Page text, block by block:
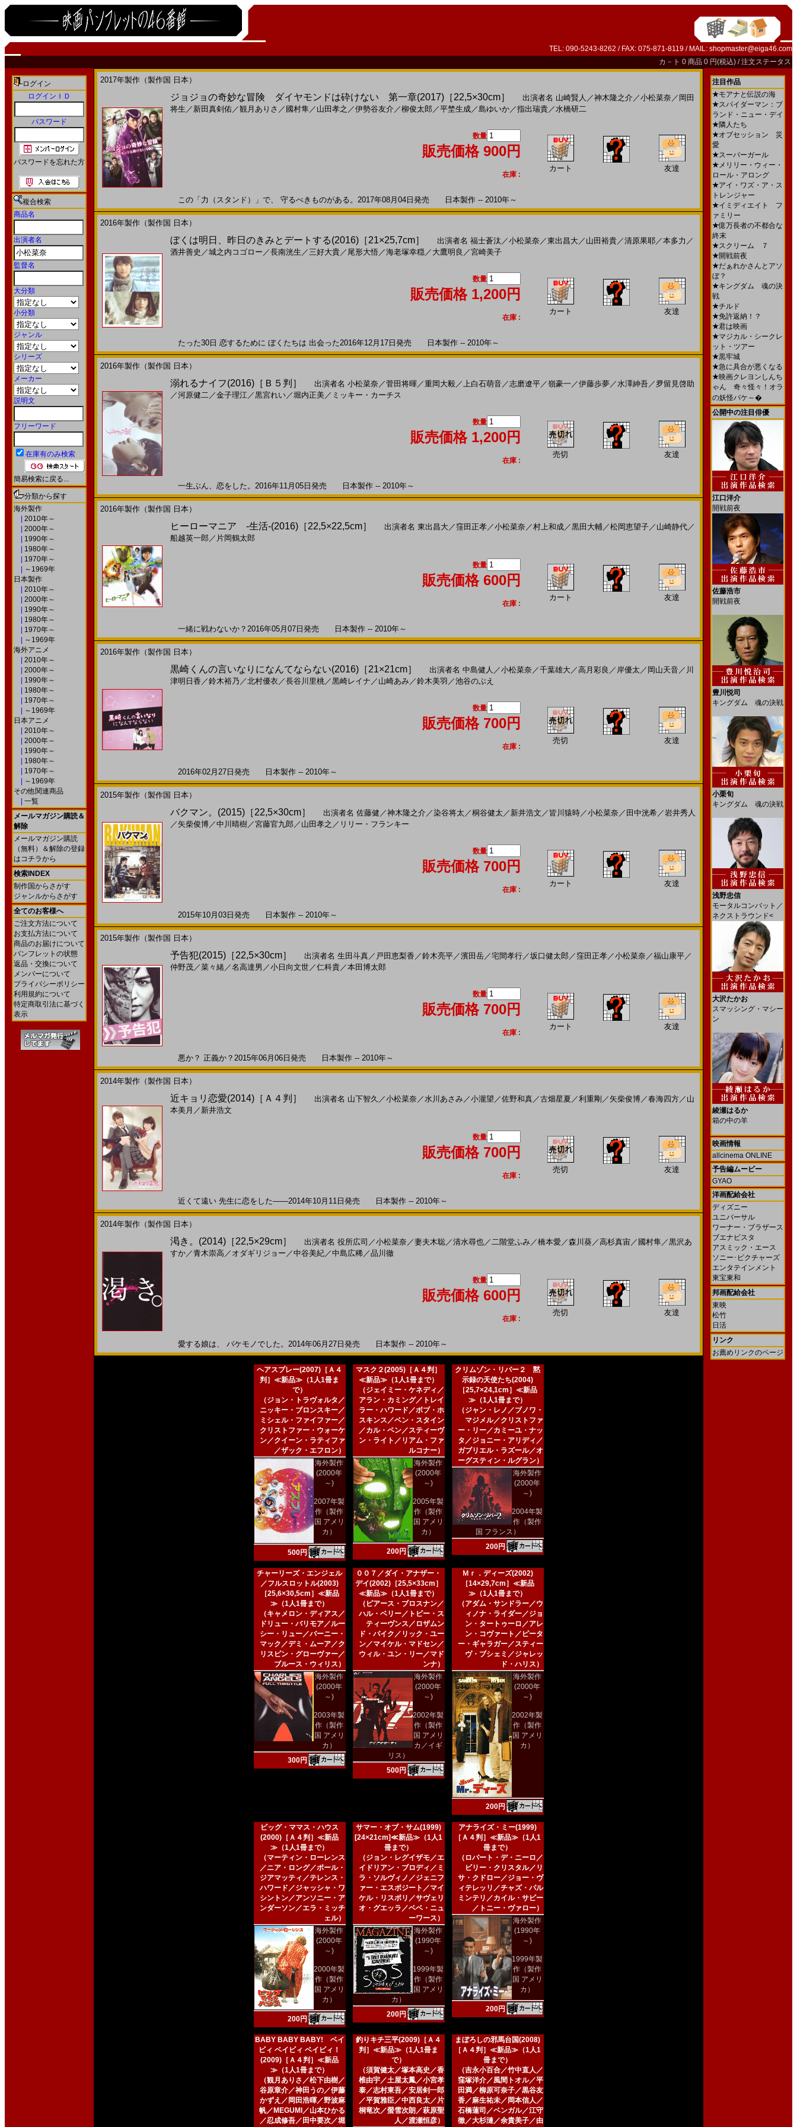
TEL: 090-5243-8262 / FAX: 075-871-8119 / MAIL: shopmaster@eiga46.com
カ－ト 0 商品 0 円(税込) /注文ステータス
ログイン
ログインＩＤ
パスワード
パスワードを忘れた方
複合検索
商品名
出演者名
監督名
大分類
小分類
ジャンル
シリーズ
メーカー
説明文
フリーワード
在庫有のみ検索
簡易検索に戻る...
分類から探す
海外製作
2010年～
2000年～
1990年～
1980年～
1970年～
～1969年
日本製作
2010年～
2000年～
1990年～
1980年～
1970年～
～1969年
海外アニメ
2010年～
2000年～
1990年～
1980年～
1970年～
～1969年
日本アニメ
2010年～
2000年～
1990年～
1980年～
1970年～
～1969年
その他関連商品
一覧
メールマガジン購読＆
解除
メールマガジン購読
（無料）＆解除の登録
はコチラから
検索INDEX
制作国からさがす
ジャンルからさがす
全てのお客様へ
ご注文方法について
お支払方法について
商品のお届けについて
パンフレットの状態
返品・交換について
メンバーについて
プライバシーポリシー
利用規約について
特定商取引法に基づく
表示
2017年製作（製作国 日本）
ジョジョの奇妙な冒険 ダイヤモンドは砕けない 第一章(2017)［22,5×30cm］ 出演者名 山崎賢人 ／神木隆之介 ／小松菜奈 ／ 岡田
将生 ／ 新田真剣佑／観月ありさ ／ 國村隼／ 山田孝之 ／伊勢谷友介 ／柳俊太郎 ／平埜生成／島ゆいか／指出瑞貴／水橋研二
数量
販売価格 900円
在庫 :
カート 友達
この「力（スタンド）」で、 守るべきものがある。2017年08月04日発売 日本製作 -- 2010年～
2016年製作（製作国 日本）
ぼくは明日、昨日のきみとデートする(2016)［21×25,7cm］ 出演者名 福士蒼汰 ／小松菜奈 ／東出昌大／ 山田裕貴／清原果耶／本多力 ／
酒井善史 ／城之内コゴロー ／長南洸生 ／三好大貴／ 尾形大悟／海老塚幸穏／ 大鷹明良 ／宮崎美子
数量
販売価格 1,200円
在庫 :
カート 友達
たった30日 恋するために ぼくたちは 出会った2016年12月17日発売 日本製作 -- 2010年～
2016年製作（製作国 日本）
溺れるナイフ(2016)［Ｂ５判］ 出演者名 小松菜奈 ／菅田将暉／重岡大毅／上白石萌音／志磨遼平／嶺豪一 ／伊藤歩夢／水澤紳吾／夛留見啓助
／河原健二／金子理江／黒宮れい／堀内正美／ ミッキー・カーチス
数量
販売価格 1,200円
在庫 :
売切 友達
一生ぶん、恋をした。2016年11月05日発売 日本製作 -- 2010年～
2016年製作（製作国 日本）
ヒーローマニア -生活-(2016)［22,5×22,5cm］ 出演者名 東出昌大／ 窪田正孝／小松菜奈 ／村上和成／黒田大輔／松岡恵望子／ 山崎静代／
船越英一郎 ／ 片岡鶴太郎
数量
販売価格 600円
在庫 :
カート 友達
一緒に戦わないか？2016年05月07日発売 日本製作 -- 2010年～
2016年製作（製作国 日本）
黒崎くんの言いなりになんてならない(2016)［21×21cm］ 出演者名 中島健人 ／小松菜奈 ／千葉雄大／高月彩良 ／ 岸優太 ／ 岡山天音／ 川
津明日香 ／鈴木裕乃 ／北村優衣 ／長谷川里桃／黒崎レイナ ／ 山崎あみ／鈴木美羽 ／池谷のぶえ
数量
販売価格 700円
在庫 :
売切 友達
2016年02月27日発売 日本製作 -- 2010年～
2015年製作（製作国 日本）
バクマン。(2015)［22,5×30cm］ 出演者名 佐藤健 ／神木隆之介 ／染谷将太 ／桐谷健太 ／ 新井浩文 ／ 皆川猿時／小松菜奈 ／ 田中洸希／岩井秀人
／ 矢柴俊博／中川晴樹／宮藤官九郎 ／ 山田孝之 ／ リリー・フランキー
数量
販売価格 700円
在庫 :
カート 友達
2015年10月03日発売 日本製作 -- 2010年～
2015年製作（製作国 日本）
予告犯(2015)［22,5×30cm］ 出演者名 生田斗真／ 戸田恵梨香 ／鈴木亮平／濱田岳／宅間孝行／坂口健太郎 ／ 窪田正孝／小松菜奈 ／福山康平／
仲野茂／菜々緒／名高達男 ／小日向文世／仁科貴／本田博太郎
数量
販売価格 700円
在庫 :
カート 友達
悪か？ 正義か？2015年06月06日発売 日本製作 -- 2010年～
2014年製作（製作国 日本）
近キョリ恋愛(2014)［Ａ４判］ 出演者名 山下智久 ／小松菜奈 ／水川あさみ／小瀧望 ／佐野和真／古畑星夏 ／利重剛 ／ 矢柴俊博／春海四方／ 山
本美月 ／ 新井浩文
数量
販売価格 700円
在庫 :
売切 友達
近くて遠い 先生に恋をした――2014年10月11日発売 日本製作 -- 2010年～
2014年製作（製作国 日本）
渇き。(2014)［22,5×29cm］ 出演者名 役所広司 ／小松菜奈 ／妻夫木聡／清水尋也／二階堂ふみ／橋本愛／森川葵／高杉真宙／ 國村隼／黒沢あ
すか／青木崇高／ オダギリジョー ／中谷美紀／中島広稀／品川徹
数量
販売価格 600円
在庫 :
売切 友達
愛する娘は、 バケモノでした。2014年06月27日発売 日本製作 -- 2010年～
ヘアスプレー(2007)［Ａ４
判］≪新品≫（1人1冊ま
で）
（ジョン・トラヴォルタ／
ニッキー・ブロンスキー／
ミシェル・ファイファー／
クリストファー・ウォーケ
ン／クイーン・ラティファ
／ザック・エフロン）
海外製作
(2000年
～)
2007年製
作（製作
国 アメリ
カ）
500円
マスク２(2005)［Ａ４判］
≪新品≫（1人1冊まで）
（ジェイミー・ケネディ／
アラン・カミング／トレイ
ラー・ハワード／ボブ・ホ
スキンス／ベン・スタイン
／カル・ペン／スティーヴ
ン・ライト／リアム・ファ
ルコナー）
海外製作
(2000年
～)
2005年製
作（製作
国 アメリ
カ）
200円
クリムゾン・リバー２ 黙
示録の天使たち(2004)
［25,7×24,1cm］≪新品
≫（1人1冊まで）
（ジャン・レノ／ブノワ・
マジメル／クリストファ
ー・リー／カミーユ・ナッ
タ／ジョニー・アリディ／
ガブリエル・ラズール／オ
ーグスティン・ルグラン）
海外製作
(2000年
～)
2004年製
作（製作
国 フランス）
200円
チャーリーズ・エンジェル
／フルスロットル(2003)
［25,6×30,5cm］≪新品
≫（1人1冊まで）
（キャメロン・ディアス／
ドリュー・バリモア／ルー
シー・リュー／バーニー・
マック／デミ・ムーア／ク
リスピン・グローヴァー／
ブルース・ウィリス）
海外製作
(2000年
～)
2003年製
作（製作
国 アメリ
カ）
300円
００７／ダイ・アナザー・
デイ(2002)［25,5×33cm］
≪新品≫（1人1冊まで）
（ピアース・ブロスナン／
ハル・ベリー／トビー・ス
ティーヴンス／ロザムン
ド・パイク／リック・ユー
ン／マイケル・マドセン／
ウィル・ユン・リー／マド
ンナ）
海外製作
(2000年
～)
2002年製
作（製作
国 アメリ
カ／イギ
リス）
500円
Ｍｒ．ディーズ(2002)
［14×29,7cm］≪新品
≫（1人1冊まで）
（アダム・サンドラー／ウ
ィノナ・ライダー／ジョ
ン・タートゥーロ／アレ
ン・コヴァート／ピータ
ー・ギャラガー／スティー
ヴ・ブシェミ／ジャレッ
ド・ハリス）
海外製作
(2000年
～)
2002年製
作（製作
国 アメリ
カ）
200円
ビッグ・ママス・ハウス
(2000)［Ａ４判］≪新品
≫（1人1冊まで）
（マーティン・ローレンス
／ニア・ロング／ポール・
ジアマッティ／テレンス・
ハワード／ジャッシャ・ワ
シントン／アンソニー・ア
ンダーソン／エラ・ミッチ
ェル）
海外製作
(2000年
～)
2000年製
作（製作
国 アメリ
カ）
200円
サマー・オブ・サム(1999)
[24×21cm]≪新品≫（1人1
冊まで）
（ジョン・レグイザモ／エ
イドリアン・ブロディ／ミ
ラ・ソルヴィノ／ジェニフ
ァー・エスポジート／マイ
ケル・リスポリ／サヴェリ
オ・グエッラ／ベベ・ニュ
ーワース）
海外製作
(1990年
～)
1999年製
作（製作
国 アメリ
カ）
200円
アナライズ・ミー(1999)
［Ａ４判］≪新品≫（1人1
冊まで）
（ロバート・デ・ニーロ／
ビリー・クリスタル／リ
サ・クドロー／ジョー・ヴ
ィテレッリ／チャズ・パル
ミンテリ／カイル・サビー
／トニー・ヴァロー）
海外製作
(1990年
～)
1999年製
作（製作
国 アメリ
カ）
200円
BABY BABY BABY! ベイ
ビィ ベイビィ ベイビィ！
(2009)［Ａ４判］≪新品
≫（1人1冊まで）
（観月ありさ／松下由樹／
谷原章介／神田うの／伊藤
かずえ／岡田浩暉／野波麻
帆／MEGUMI／山本ひかる
／忍成修吾／田中要次／堀
釣りキチ三平(2009)［Ａ４
判］≪新品≫（1人1冊ま
で）
（須賀健太／塚本高史／香
椎由宇／土屋太鳳／小宮孝
泰／志村東吾／安居剣一郎
／平賀雅臣／中西良太／片
桐竜次／螢雪次朗／萩原聖
人／渡瀬恒彦）
まぼろしの邪馬台国(2008)
［Ａ４判］≪新品≫（1人1
冊まで）
（吉永小百合／竹中直人／
窪塚洋介／風間トオル／平
田満／柳原可奈子／黒谷友
香／麻生祐未／岡本信人／
石橋蓮司／ベンガル／江守
徹／大杉漣／余貴美子／由
注目作品
★モアナと伝説の海
★スパイダーマン：ブ
ランド・ニュー・デイ
★隣人たち
★オブセッション 災
愛
★スーパーガール
★メリリー・ウィー・
ロール・アロング
★アイ・ワズ・ア・ス
トレンジャー
★イミディエイト フ
ァミリー
★億万長者の不都合な
終末
★スクリーム ７
★開戦前夜
★だぁれかさんとアソ
ぼ？
★キングダム 魂の決
戦
★チルド
★免許返納！？
★君は映画
★マジカル・シークレ
ット・ツアー
★黒牢城
★急に具合が悪くなる
★映画クレヨンしんち
ゃん 奇々怪々！オラ
の妖怪バケ～�
公開中の注目俳優
江口洋介
開戦前夜
佐藤浩市
開戦前夜
豊川悦司
キングダム 魂の決戦
小栗旬
キングダム 魂の決戦
浅野忠信
モータルコンバット／
ネクストラウンド<
大沢たかお
スマッシング・マシー
ン
綾瀬はるか
箱の中の羊
映画情報
allcinema ONLINE
予告編ムービー
GYAO
洋画配給会社
ディズニー
ユニバーサル
ワーナー・ブラザース
ブエナビスタ
アスミック・エース
ソニー･ピクチャーズ
エンタテインメント
東宝東和
邦画配給会社
東映
松竹
日活
リンク
お薦めリンクのページ